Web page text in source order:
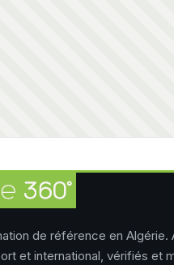
de référence en Algérie.
et international, vérifiés et